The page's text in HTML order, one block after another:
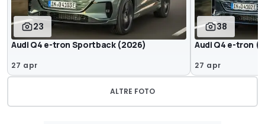
23
Audi Q4 e-tron Sportback (2026)
27 apr
38
Audi Q4 e-tron
27 apr
ALTRE FOTO